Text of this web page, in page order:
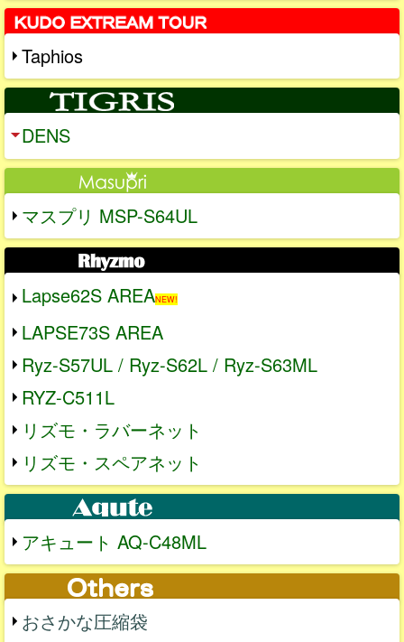
Taphios
DENS
マスプリ MSP-S64UL
Lapse62S AREANEW!
LAPSE73S AREA
Ryz-S57UL / Ryz-S62L / Ryz-S63ML
RYZ-C511L
リズモ・ラバーネット
リズモ・スペアネット
アキュート AQ-C48ML
おさかな圧縮袋